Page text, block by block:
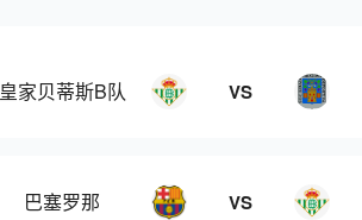
皇家贝蒂斯B队 VS
巴塞罗那 VS